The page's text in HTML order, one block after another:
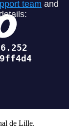
de Lille.